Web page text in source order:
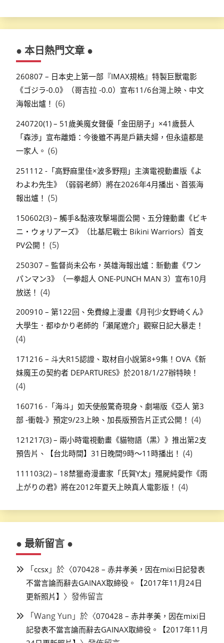
● 本日熱門文章 ●
260807 – 日本史上第一部『IMAX規格』特製巨獸電影
《ゴジラ-0.0》（哥吉拉 -0.0）宣布11/6台灣上映、中文
海報出爐！ (6)
240720(1) – 51歲美魔女聲優「金田朋子」×41歲藝人
「森渉」宣布離婚：今後雖不再是戶籍夫婦，但永遠都是
一家人。 (6)
251112 -「高野麻里佳×波多野翔」主演電視動畫版《よ
わよわ先生》（弱弱老師）將在2026年4月播出、首張海
報出爐！ (5)
150602(3) – 觸手&黏液攻擊場面公開、五分鐘動畫《ビキ
ニ・ウォリアーズ》（比基尼戰士 Bikini Warriors）首支
PV公開！ (5)
250307 – 監督尚未公布，英雄海報出爐：新動畫《ワン
パンマン3》（一拳超人 ONE-PUNCH MAN 3）宣布10月
放送！ (4)
200910 – 第122回、免費線上漫畫《月刊少女野崎くん》
大學生．都ゆかり老師的「瀬尾遼介」觀察日記大暴走！
(4)
171216 – 斗大R15認證、取材自小說第8+9集！OVA《新
妹魔王の契約者 DEPARTURES》於2018/1/27辦特映！
(4)
160716 -「海斗」如天使般驚奇現身、劇場版《亞人 第3
部 -衝戟-》預定9/23上映、加長版預告片正式公開！ (4)
121217(3) – 兩小時電視動畫《貓物語（黑）》推出第2支
預告片、【台北時間】31日晚間9時～11時播出！ (4)
111103(2) – 18禁獵奇漫畫家「氏賀Y太」殭屍純愛作《雨
上がりの君》將在2012年夏天上映真人電影版！ (4)
● 最新留言 ●
「ccsx 」於〈070428 – 赤井孝美，因在mixi日記發表
不當言論而辭去GAINAX取締役。【2017年11月24日
更新照片】 〉發佈留言
「Wang Yun 」於〈070428 – 赤井孝美，因在mixi日
記發表不當言論而辭去GAINAX取締役。【2017年11月